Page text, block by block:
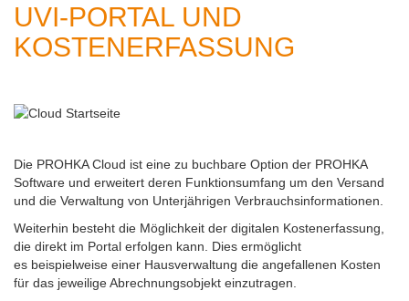
UVI-PORTAL UND
KOSTENERFASSUNG
Die PROHKA Cloud ist eine zu buchbare Option der PROHKA
Software und erweitert deren Funktionsumfang um den Versand
und die Verwaltung von Unterjährigen Verbrauchsinformationen.
Weiterhin besteht die Möglichkeit der digitalen Kostenerfassung,
die direkt im Portal erfolgen kann. Dies ermöglicht
es beispielweise einer Hausverwaltung die angefallenen Kosten
für das jeweilige Abrechnungsobjekt einzutragen.